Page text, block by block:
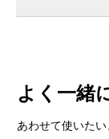
よく一緒
あわせて使いた